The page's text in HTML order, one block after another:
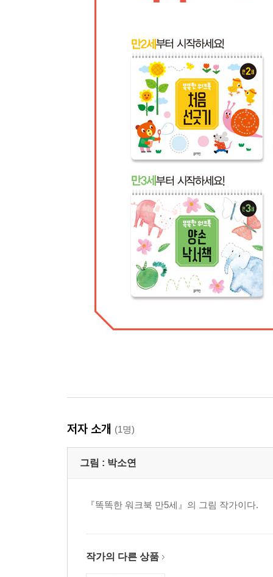
저자 소개 (1명)
그림 : 박소연
『똑똑한 워크북 만5세』의 그림 작가이다.
작가의 다른 상품